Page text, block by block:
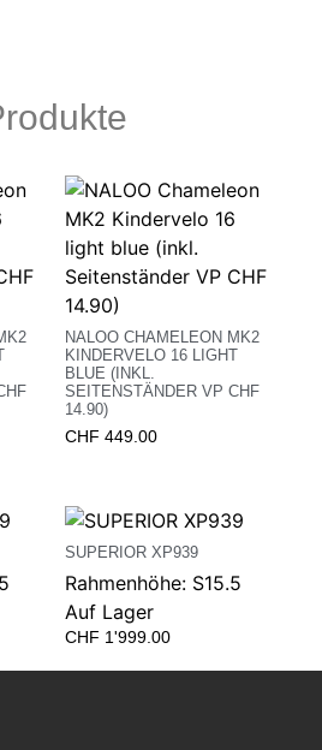
NALOO CHAMELEON MK2
KINDERVELO 16 LIGHT
BLUE (INKL.
SEITENSTÄNDER VP CHF
14.90)
CHF 449.00
SUPERIOR XP939
Rahmenhöhe: S15.5
Auf Lager
CHF 1'999.00